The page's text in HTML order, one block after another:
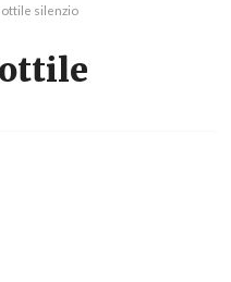
silenzio